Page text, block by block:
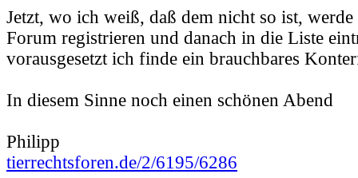
Jetzt, wo ich weiß, daß dem nicht so ist,
Forum registrieren und danach in die Liste
vorausgesetzt ich finde ein brauchbares
In diesem Sinne noch einen schönen Abend
Philipp
tierrechtsforen.de/2/6195/6286